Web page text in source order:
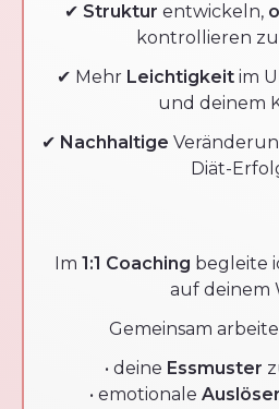
✔ Struktur entwickeln,
kontrollieren
✔ Mehr Leichtigkeit im
und deinem
✔ Nachhaltige
Diät-
Im 1:1 Coaching begleite
auf deinem
Gemeinsam
• deine Essmuster
• emotionale Auslöser